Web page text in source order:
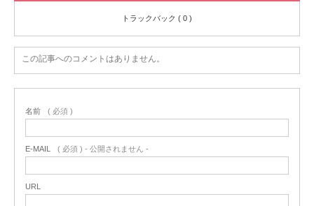
トラックバック ( 0 )
この記事へのコメントはありません。
名前 ( 必須 )
E-MAIL ( 必須 ) - 公開されません -
URL